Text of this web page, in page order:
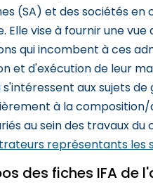
(SA) et des sociétés
Elle vise à fournir une
qui incombent à ces
et d'exécution de leur
s'intéressent aux sujets
à la
au sein des travaux
représentants les
des fiches IFA de